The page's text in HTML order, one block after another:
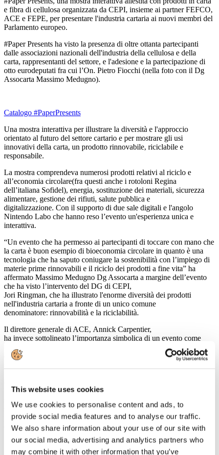
This website uses cookies
We use cookies to personalise content and ads, to
provide social media features and to analyse our traffic.
We also share information about your use of our site with
our social media, advertising and analytics partners who
may combine it with other information that you’ve
e fibra di cellulosa organizzata da CEPI, insieme ai partner FEFCO,
ACE e FEPE, per presentare l'industria cartaria ai nuovi membri del
Parlamento europeo.
#Paper Presents ha visto la presenza di oltre ottanta partecipanti
dalle associazioni nazionali dell'industria della cellulosa e della
carta, rappresentanti del settore, e l'adesione e la partecipazione di
otto eurodeputati fra cui l’On. Pietro Fiocchi (nella foto con il Dg
Assocarta Massimo Medugno).
Catalogo #PaperPresents
Una mostra interattiva per illustrare la diversità e l'approccio
orientato al futuro del settore cartario e per mostrare gli usi
innovativi della carta, un prodotto rinnovabile, riciclabile e
responsabile.
La mostra comprendeva numerosi prodotti relativi al riciclo e
all’economia circolare(fra questi anche i rotoloni Regina
dell’italiana Sofidel), energia, sostituzione dei materiali, sicurezza
alimentare, gestione dei rifiuti, salute pubblica e
digitalizzazione. Con il supporto di due sale digitali e l'angolo
Nintendo Labo che hanno reso l’evento un'esperienza unica e
interattiva.
“Un evento che ha permesso ai partecipanti di toccare con mano che
la carta è buon esempio di bioeconomia circolare in quanto è una
tecnologia che ha saputo coniugare la sostenibilità con l’impiego di
materie prime rinnovabili e il riciclo dei prodotti a fine vita” ha
affermato Massimo Medugno Dg Assocarta a margine dell’evento
che ha visto l’intervento del DG di CEPI,
Jori Ringman, che ha illustrato l'enorme diversità dei prodotti
nell'industria cartaria a fronte di un unico comune
denominatore: rinnovabilità e la riciclabilità.
Il direttore generale di ACE, Annick Carpentier,
ha invece sottolineato l’importanza simbolica di un evento come
#PaperPresents che illustra l’ impegno nella gestione sostenibile
delle foreste di tutta la filiera cartaria e forestale. “Le foreste europee
livello europeo, prenderà il via anche in Italia nel corso del mese di
settembre. CEPI, FEFCO, ACE e FEPE nel corso dell’evento si
sono inoltre impegnati a piantare un albero per ognuno dei
partecipanti a #PaperPresents.http://www.cepi.org/paper_presents
(clicca sul link per vedere il video)